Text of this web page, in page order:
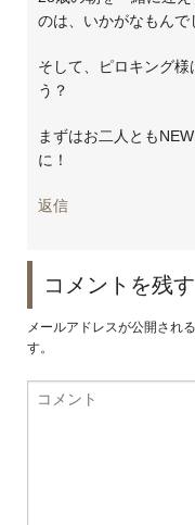
のは、いかがなもんで
そして、ピロキング
う？
まずはお二人とも
に！
返信
コメントを残す
メールアドレスが公開され
す。